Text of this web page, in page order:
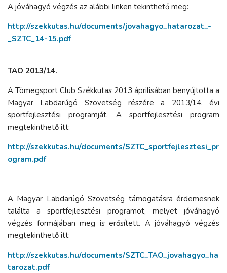
A jóváhagyó végzés az alábbi linken tekinthető meg:
http://szekkutas.hu/documents/jovahagyo_hatarozat_-
_SZTC_14-15.pdf
TAO 2013/14.
A Tömegsport Club Székkutas 2013 áprilisában benyújtotta a
Magyar Labdarúgó Szövetség részére a 2013/14. évi
sportfejlesztési programját. A sportfejlesztési program
megtekinthető itt:
http://szekkutas.hu/documents/SZTC_sportfejlesztesi_pr
ogram.pdf
A Magyar Labdarúgó Szövetség támogatásra érdemesnek
találta a sportfejlesztési programot, melyet jóváhagyó
végzés formájában meg is erősített. A jóváhagyó végzés
megtekinthető itt:
http://szekkutas.hu/documents/SZTC_TAO_jovahagyo_ha
tarozat.pdf